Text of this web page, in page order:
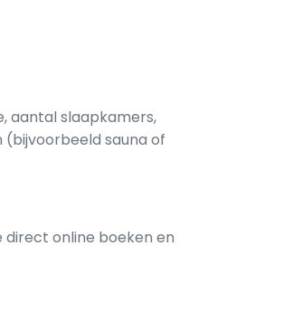
aantal slaapkamers,
sauna of
direct online boeken en